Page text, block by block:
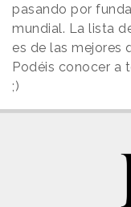
pasando por
mundial. La lista
es de las mejores
Podéis conocer a
;)